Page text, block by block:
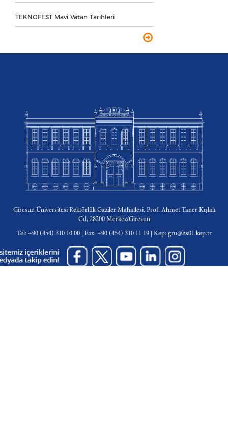
TEKNOFEST Mavi Vatan Tarihleri
Giresun Üniversitesi Rektörlük Gaziler Mahallesi, Prof. Ahmet Taner Kışlalı
Cd, 28200 Merkez/Giresun
Tel: +90 (454) 310 10 00 | Fax: +90 (454) 310 11 19 | Kep: gru@hs01.kep.tr